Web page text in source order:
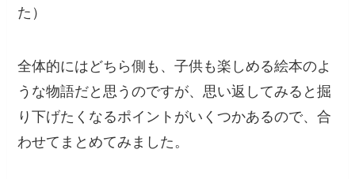
た）
全体的にはどちら側も、子供も楽しめる絵本のよ
うな物語だと思うのですが、思い返してみると掘
り下げたくなるポイントがいくつかあるので、合
わせてまとめてみました。